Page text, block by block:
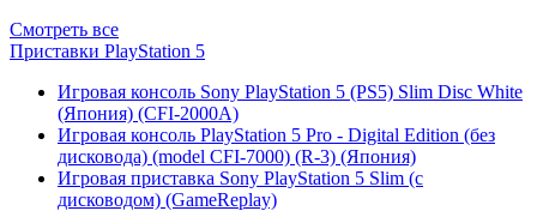
Смотреть все
Приставки PlayStation 5
Игровая консоль Sony PlayStation 5 (PS5) Slim Disc White
(Япония) (CFI-2000A)
Игровая консоль PlayStation 5 Pro - Digital Edition (без
дисковода) (model CFI-7000) (R-3) (Япония)
Игровая приставка Sony PlayStation 5 Slim (с
дисководом) (GameReplay)